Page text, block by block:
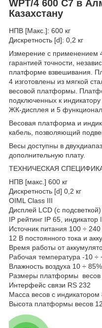
WPT/4 600 C7 в
Казахстану
НПВ [Макс.]: 600 кг
Дискретность [d]: 0,2 кг
Измерение с применением
гарантией точности,
платформе взвешивания.
4 изготовлены из мягкой
весовой платформы.
подключенных к
ЖК-дисплея и 5
Весовая платформа и
кабель, позволяющий
Весы доступны в
дополнительную плату.
ТЕХНИЧЕСКАЯ
НПВ [макс.] 600 кг
Дискретность [d] 0,2 кг
OIML Class III
Дисплей LCD (с подсветкой)
IP рейтинг IP 65, индикатор
Источник питания 100 ÷
12 В постоянного тока и
Время работы от
Рабочая температура -10 ÷
Влажность воздуха 10 ÷
Размеры платформы
Интерфейс связи RS 232
Масса весов с индикатором
Высота платформы весов